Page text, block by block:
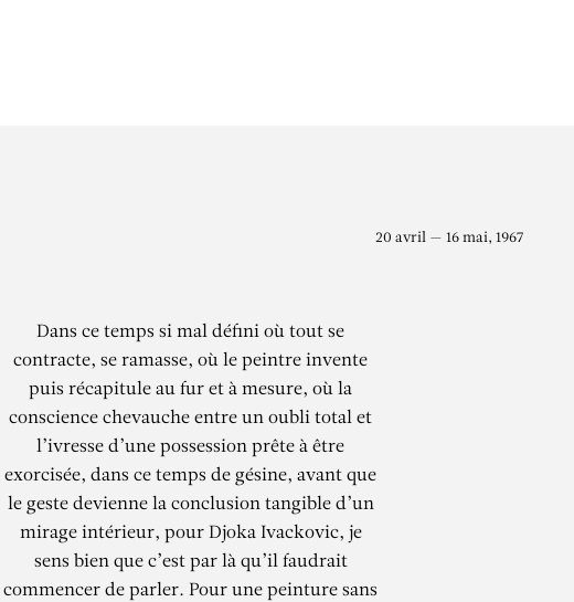
20 avril — 16 mai, 1967
Dans ce temps si mal défini où tout se
contracte, se ramasse, où le peintre invente
puis récapitule au fur et à mesure, où la
conscience chevauche entre un oubli total et
l’ivresse d’une possession prête à être
exorcisée, dans ce temps de gésine, avant que
le geste devienne la conclusion tangible d’un
mirage intérieur, pour Djoka Ivackovic, je
sens bien que c’est par là qu’il faudrait
commencer de parler. Pour une peinture sans